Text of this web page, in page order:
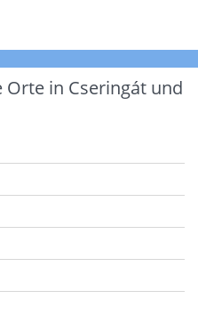
in Cseringát und